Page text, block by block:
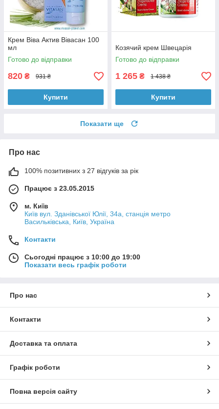
Крем Віва Актив Вівасан 100
мл
Готово до відправки
820 ₴ 931 ₴
Купити
Козячий крем Швецарія
Готово до відправки
1 265 ₴ 1 438 ₴
Купити
Показати ще
Про нас
100% позитивних з 27 відгуків за рік
Працює з 23.05.2015
м. Київ
Київ вул. Зданівської Юлії, 34а, станція метро
Васильківська, Київ, Україна
Контакти
Сьогодні працює з 10:00 до 19:00
Показати весь графік роботи
Про нас
Контакти
Доставка та оплата
Графік роботи
Повна версія сайту